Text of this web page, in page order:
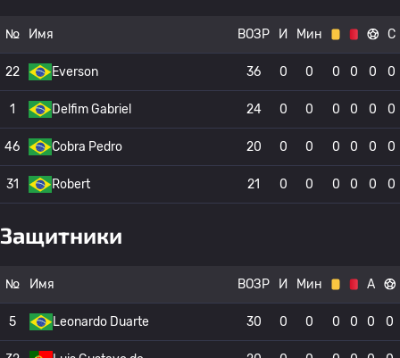
№ Имя ВОЗР И Мин С
22 Everson 36 0 0 0 0 0 0
1 Delfim Gabriel 24 0 0 0 0 0 0
46 Cobra Pedro 20 0 0 0 0 0 0
31 Robert 21 0 0 0 0 0 0
Защитники
№ Имя ВОЗР И Мин А
5 Leonardo Duarte 30 0 0 0 0 0 0